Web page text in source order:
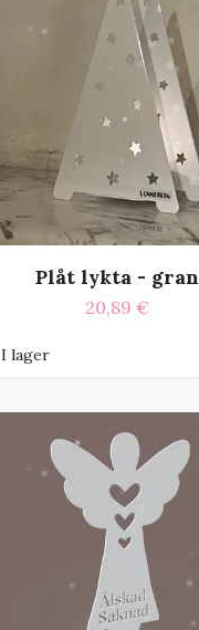
Plåt lykta - gran
20,89 €
I lager